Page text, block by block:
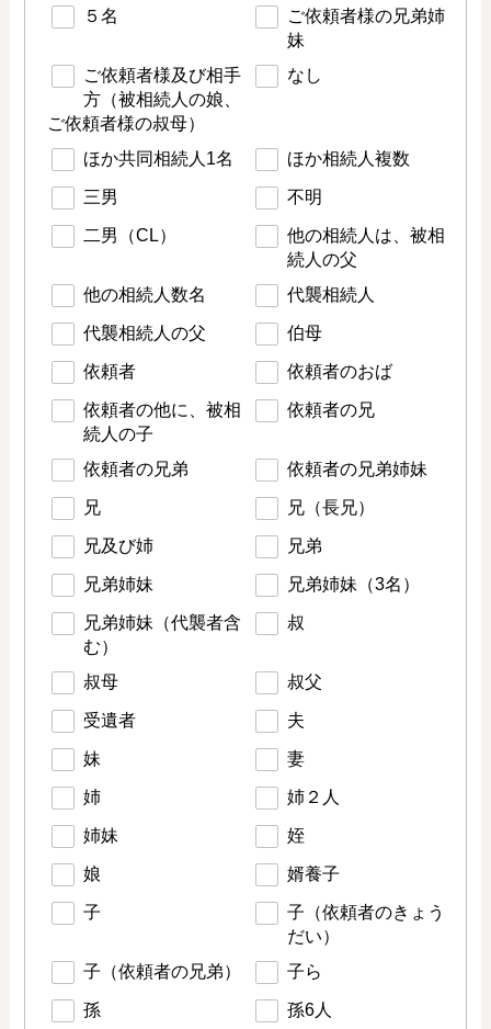
５名
ご依頼者様の兄弟姉
妹
ご依頼者様及び相手
方（被相続人の娘、
ご依頼者様の叔母）
なし
ほか共同相続人1名 ほか相続人複数
三男 不明
二男（CL）
他の相続人は、被相
続人の父
他の相続人数名
代襲相続人
代襲相続人の父 伯母
依頼者 依頼者のおば
依頼者の他に、被相
続人の子
依頼者の兄
依頼者の兄弟 依頼者の兄弟姉妹
兄 兄（長兄）
兄及び姉 兄弟
兄弟姉妹 兄弟姉妹（3名）
兄弟姉妹（代襲者含
む）
叔
叔母 叔父
受遺者 夫
妹 妻
姉 姉２人
姉妹 姪
娘 婿養子
子
子（依頼者のきょう
だい）
子（依頼者の兄弟）
子ら
孫 孫6人